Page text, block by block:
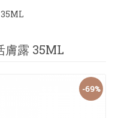
膚露 35ML
-69%